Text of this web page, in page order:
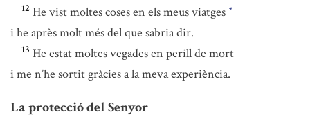
12 He vist moltes coses en els meus viatges *
i he après molt més del que sabria dir.
13 He estat moltes vegades en perill de mort
i me n’he sortit gràcies a la meva experiència.
La protecció del Senyor